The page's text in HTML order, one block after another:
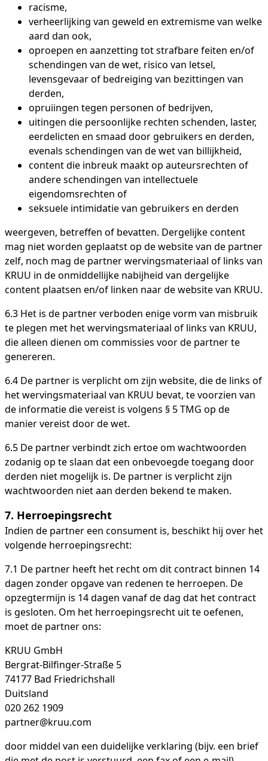
racisme,
verheerlijking van geweld en extremisme van welke
aard dan ook,
oproepen en aanzetting tot strafbare feiten en/of
schendingen van de wet, risico van letsel,
levensgevaar of bedreiging van bezittingen van
derden,
opruiingen tegen personen of bedrijven,
uitingen die persoonlijke rechten schenden, laster,
eerdelicten en smaad door gebruikers en derden,
evenals schendingen van de wet van billijkheid,
content die inbreuk maakt op auteursrechten of
andere schendingen van intellectuele
eigendomsrechten of
seksuele intimidatie van gebruikers en derden
weergeven, betreffen of bevatten. Dergelijke content
mag niet worden geplaatst op de website van de partner
zelf, noch mag de partner wervingsmateriaal of links van
KRUU in de onmiddellijke nabijheid van dergelijke
content plaatsen en/of linken naar de website van KRUU.
6.3 Het is de partner verboden enige vorm van misbruik
te plegen met het wervingsmateriaal of links van KRUU,
die alleen dienen om commissies voor de partner te
genereren.
6.4 De partner is verplicht om zijn website, die de links of
het wervingsmateriaal van KRUU bevat, te voorzien van
de informatie die vereist is volgens § 5 TMG op de
manier vereist door de wet.
6.5 De partner verbindt zich ertoe om wachtwoorden
zodanig op te slaan dat een onbevoegde toegang door
derden niet mogelijk is. De partner is verplicht zijn
wachtwoorden niet aan derden bekend te maken.
7. Herroepingsrecht
Indien de partner een consument is, beschikt hij over het
volgende herroepingsrecht:
7.1 De partner heeft het recht om dit contract binnen 14
dagen zonder opgave van redenen te herroepen. De
opzegtermijn is 14 dagen vanaf de dag dat het contract
is gesloten. Om het herroepingsrecht uit te oefenen,
moet de partner ons:
KRUU GmbH
Bergrat-Bilfinger-Straße 5
74177 Bad Friedrichshall
Duitsland
020 262 1909
partner@kruu.com
door middel van een duidelijke verklaring (bijv. een brief